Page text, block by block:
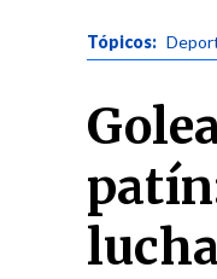
Tópicos: